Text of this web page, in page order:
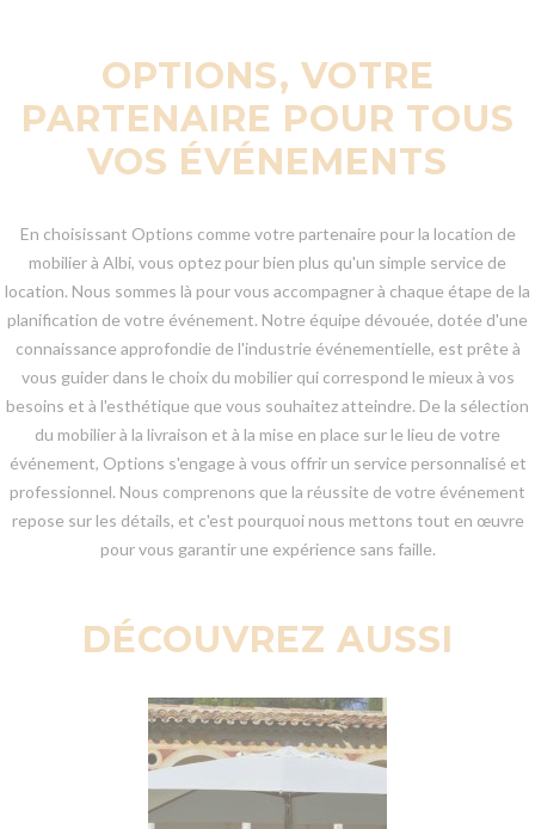
OPTIONS, VOTRE
PARTENAIRE POUR TOUS
VOS ÉVÉNEMENTS
En choisissant Options comme votre partenaire pour la location de
mobilier à Albi, vous optez pour bien plus qu'un simple service de
location. Nous sommes là pour vous accompagner à chaque étape de la
planification de votre événement. Notre équipe dévouée, dotée d'une
connaissance approfondie de l'industrie événementielle, est prête à
vous guider dans le choix du mobilier qui correspond le mieux à vos
besoins et à l'esthétique que vous souhaitez atteindre. De la sélection
du mobilier à la livraison et à la mise en place sur le lieu de votre
événement, Options s'engage à vous offrir un service personnalisé et
professionnel. Nous comprenons que la réussite de votre événement
repose sur les détails, et c'est pourquoi nous mettons tout en œuvre
pour vous garantir une expérience sans faille.
DÉCOUVREZ AUSSI